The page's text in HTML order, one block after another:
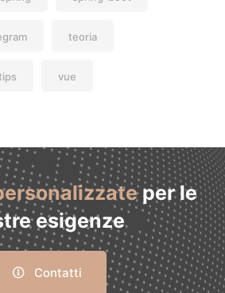
teoria
vue
per le
esigenze
Contatti